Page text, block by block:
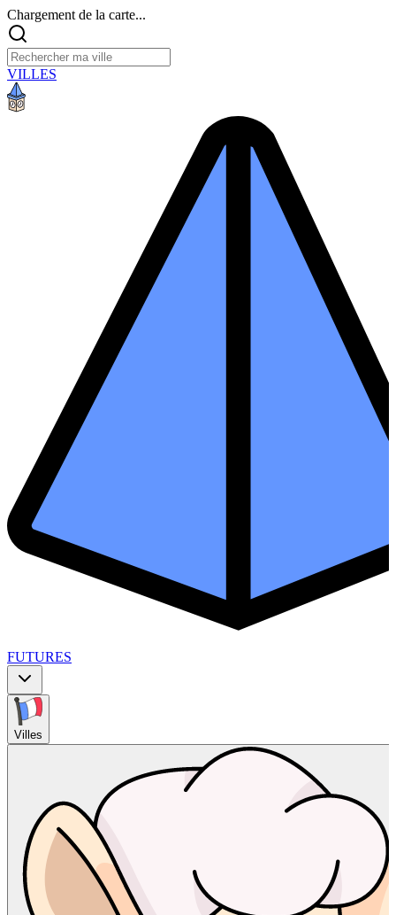
Chargement de la carte...
VILLES
FUTURES
Villes